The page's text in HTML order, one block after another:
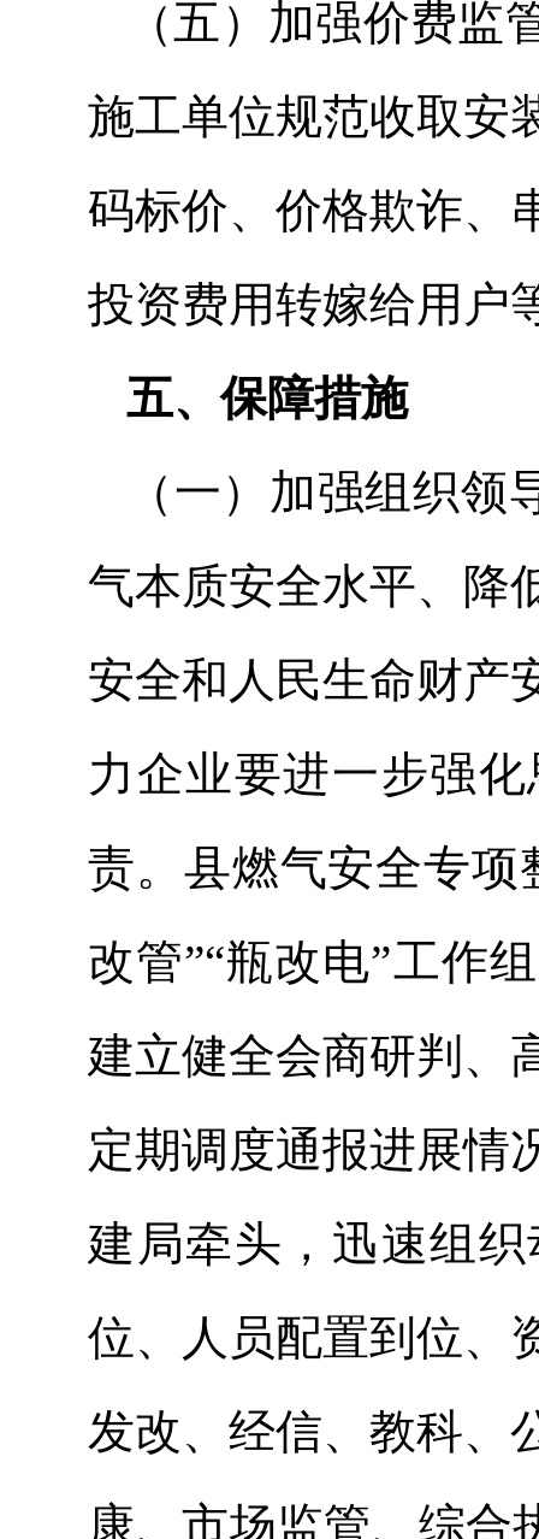
（五）加强价费
施工单位规范收取安
码标价、价格欺诈、
投资费用转嫁给用户
五、保障措施
（一）加强组织领
气本质安全水平、降
安全和人民生命财产
力企业要进一步强
责。县燃气安全专项
改管”“瓶改电”工作
建立健全会商研判、
定期调度通报进展情
建局牵头，迅速组
位、人员配置到位、
发改、经信、教科、
康、市场监管、综合